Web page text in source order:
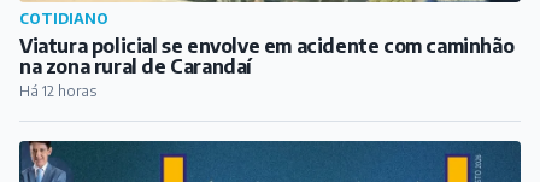
COTIDIANO
Viatura policial se envolve em acidente com caminhão
na zona rural de Carandaí
Há 12 horas